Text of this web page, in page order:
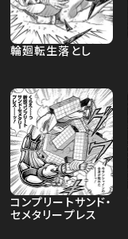
輪廻転生落とし
コンプリートサンド・
セメタリープレス